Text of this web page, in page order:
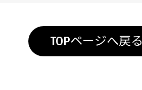
TOPページへ戻る